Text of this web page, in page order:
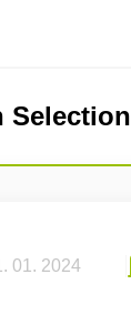
Selection